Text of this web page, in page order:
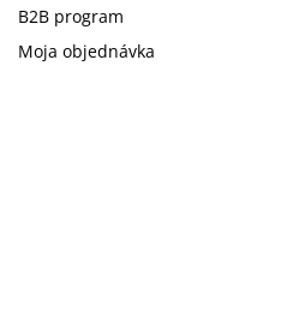
B2B program
Moja objednávka